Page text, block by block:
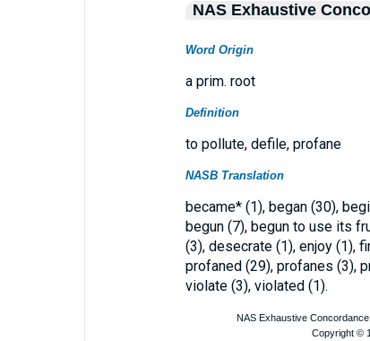
NAS Exhaustive
Word Origin
a prim. root
Definition
to pollute, defile, profane
NASB Translation
became* (1), began (30),
begun (7), begun to use its
(3), desecrate (1), enjoy (1),
profaned (29), profanes (3),
violate (3), violated (1).